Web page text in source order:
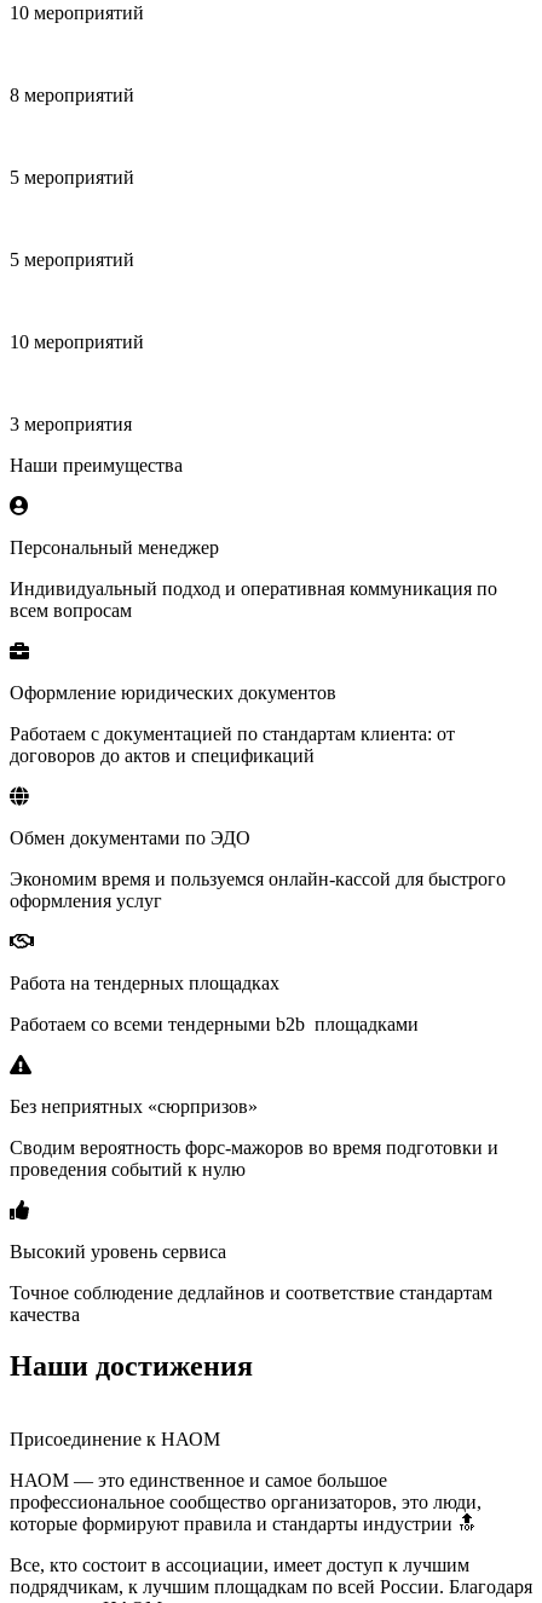
10 мероприятий
8 мероприятий
5 мероприятий
5 мероприятий
10 мероприятий
3 мероприятия
Наши преимущества
Персональный менеджер
Индивидуальный подход и оперативная коммуникация по
всем вопросам
Оформление юридических документов
Работаем с документацией по стандартам клиента: от
договоров до актов и спецификаций
Обмен документами по ЭДО
Экономим время и пользуемся онлайн-кассой для быстрого
оформления услуг
Работа на тендерных площадках
Работаем со всеми тендерными b2b площадками
Без неприятных «сюрпризов»
Сводим вероятность форс-мажоров во время подготовки и
проведения событий к нулю
Высокий уровень сервиса
Точное соблюдение дедлайнов и соответствие стандартам
качества
Наши достижения
Присоединение к НАОМ
НАОМ — это единственное и самое большое
профессиональное сообщество организаторов, это люди,
которые формируют правила и стандарты индустрии 🔝
Все, кто состоит в ассоциации, имеет доступ к лучшим
подрядчикам, к лучшим площадкам по всей России. Благодаря